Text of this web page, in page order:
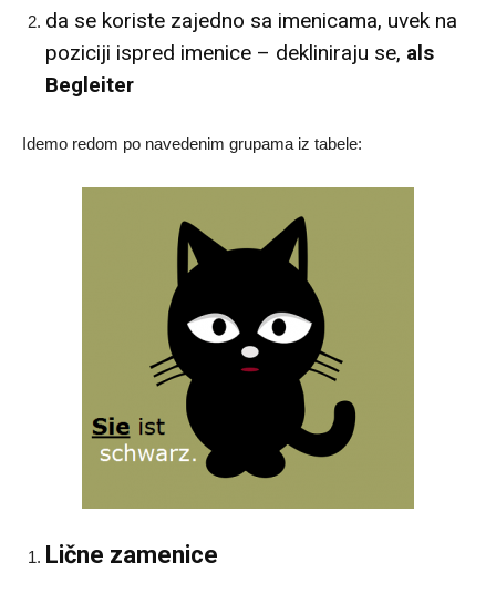
da se koriste zajedno sa imenicama, uvek na
poziciji ispred imenice – dekliniraju se, als
Begleiter
Idemo redom po navedenim grupama iz tabele:
Lične zamenice